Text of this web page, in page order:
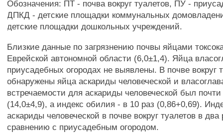
Обозначения: ПТ - почва вокруг туалетов, ПУ -
ДПКД - детские площадки коммунальных
детские площадки дошкольных учреждений.
Близкие данные по загрязнению почвы яйцами
Еврейской автономной области (6,0±1,4). Яйца
приусадебных огородах не выявлены. В почве вокруг
обнаружены яйца аскариды человеческой и
встречаемости для аскариды человеческой был
(14,0±4,9), а индекс обилия - в 10 раз (0,86+0,69).
аскариды человеческой в почве вокруг туалетов в
сравнению с приусадебным огородом.